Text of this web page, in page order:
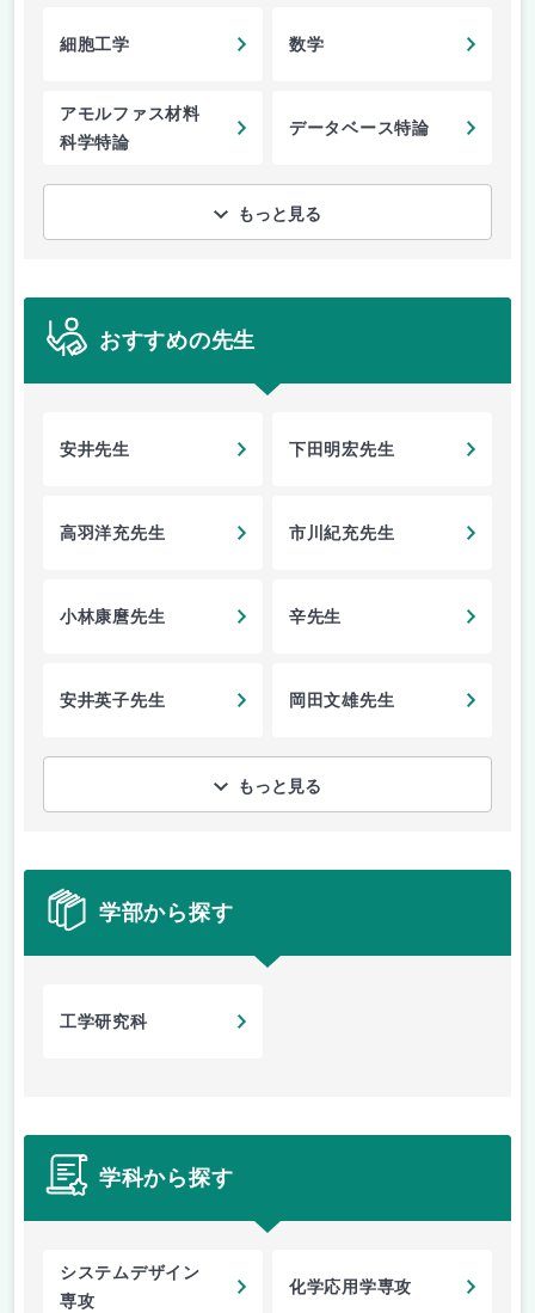
細胞工学 数学
アモルファス材料
科学特論
データベース特論
もっと見る
おすすめの先生
安井先生 下田明宏先生
高羽洋充先生 市川紀充先生
小林康麿先生 辛先生
安井英子先生 岡田文雄先生
もっと見る
学部から探す
工学研究科
学科から探す
システムデザイン
専攻
化学応用学専攻